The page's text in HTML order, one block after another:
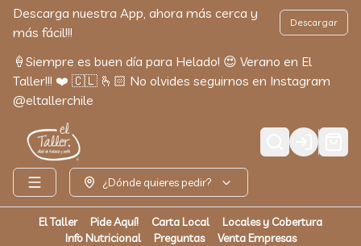
Descarga nuestra App, ahora más cerca y
más fácil!!!
Descargar
🍦Siempre es buen día para Helado! 😍 Verano en El
Taller!!! ❤️ 🇨🇱 🫰🏻 No olvides seguirnos en Instagram
@eltallerchile
Login
¿Dónde quieres pedir?
El Taller Pide Aquí! Carta Local
Locales y Cobertura
Info Nutricional
Preguntas Venta Empresas